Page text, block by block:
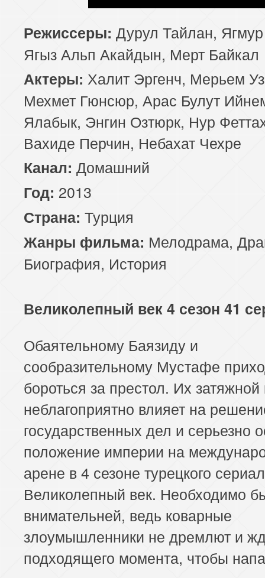
Режиссеры: Дурул Тайлан,
Ягыз Альп Акайдын, Мерт Байкал
Актеры: Халит Эргенч, Мерьем
Мехмет Гюнсюр, Арас Булут
Ялабык, Энгин Озтюрк, Нур
Вахиде Перчин, Небахат Чехре
Канал: Домашний
Год: 2013
Страна: Турция
Жанры фильма: Мелодрама,
Биография, История
Великолепный век 4 сезон 41
Обаятельному Баязиду и
сообразительному Мустафе
бороться за престол. Их
неблагоприятно влияет на
государственных дел и серьезно
положение империи на
арене в 4 сезоне турецкого
Великолепный век. Необходимо
внимательней, ведь коварные
злоумышленники не дремлют и
подходящего момента, чтобы